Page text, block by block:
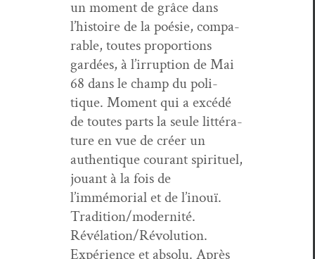
un moment de grâce dans
l’histoire de la poésie, com­pa­
ra­ble, toutes pro­por­tions
gardées, à l’irruption de Mai
68 dans le champ du poli­
tique. Moment qui a excédé
de toutes parts la seule lit­téra­
ture en vue de créer un
authen­tique courant spir­ituel,
jouant à la fois de
l’immémorial et de l’inouï.
Tradition/modernité.
Révélation/Révolution.
Expéri­ence et absolu. Après